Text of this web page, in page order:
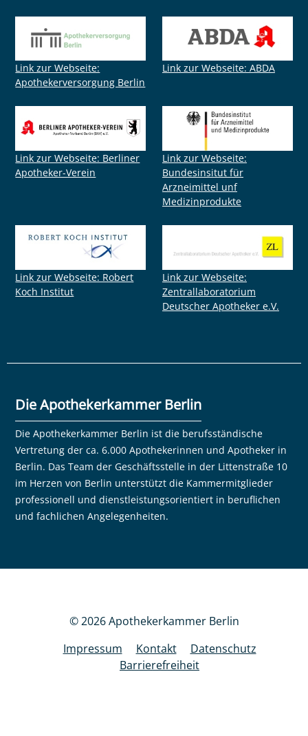
Link zur Webseite:
Apothekerversorgung Berlin
Link zur Webseite: ABDA
Link zur Webseite: Berliner
Apotheker-Verein
Link zur Webseite:
Bundesinsitut für
Arzneimittel unf
Medizinprodukte
Link zur Webseite: Robert
Koch Institut
Link zur Webseite:
Zentrallaboratorium
Deutscher Apotheker e.V.
Die Apothekerkammer Berlin
Die Apothekerkammer Berlin ist die berufsständische
Vertretung der ca. 6.000 Apothekerinnen und Apotheker in
Berlin. Das Team der Geschäftsstelle in der Littenstraße 10
im Herzen von Berlin unterstützt die Kammermitglieder
professionell und dienstleistungsorientiert in beruflichen
und fachlichen Angelegenheiten.
© 2026 Apothekerkammer Berlin
Impressum
Kontakt
Datenschutz
Barrierefreiheit